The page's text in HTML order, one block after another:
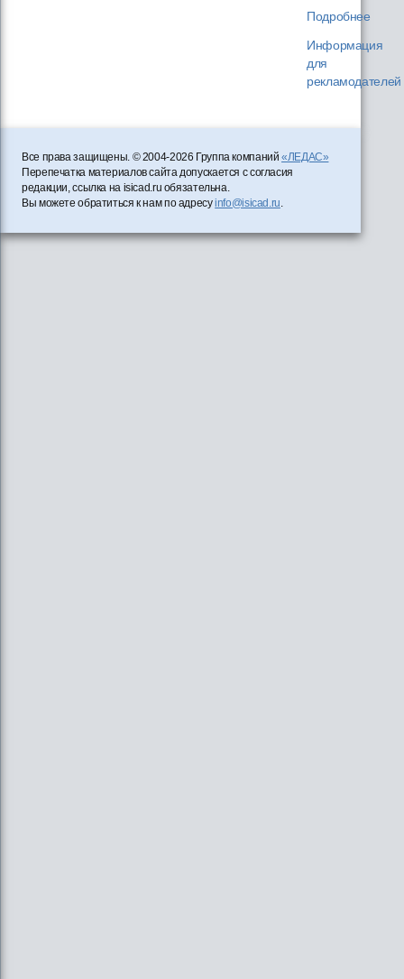
Подробнее
Информация
для
рекламодателей
Все права защищены. © 2004-2026 Группа компаний«ЛЕДАС»
Перепечатка материалов сайта допускается с согласия
редакции, ссылка на isicad.ru обязательна.
Вы можете обратиться к нам по адресуinfo@isicad.ru.